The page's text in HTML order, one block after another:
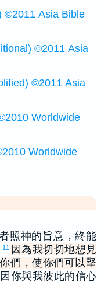
©2011 Asia Bible
©2011 Asia
©2011 Asia
Worldwide
Worldwide
照神的旨意，終能
11
因為我切切地想見
們，使你們可以堅
你與我彼此的信心